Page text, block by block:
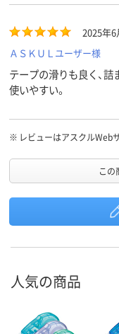
2025年6
ＡＳＫＵＬユーザー様
テープの滑りも良く、
使いやすい。
※ レビューはアスクルWeb
この
人気の商品